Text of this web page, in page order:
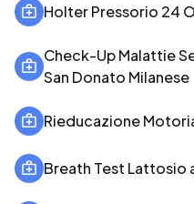
Holter Pressorio 24
Check-Up Malattie
San Donato Milanese
Rieducazione
Breath Test Lattosio